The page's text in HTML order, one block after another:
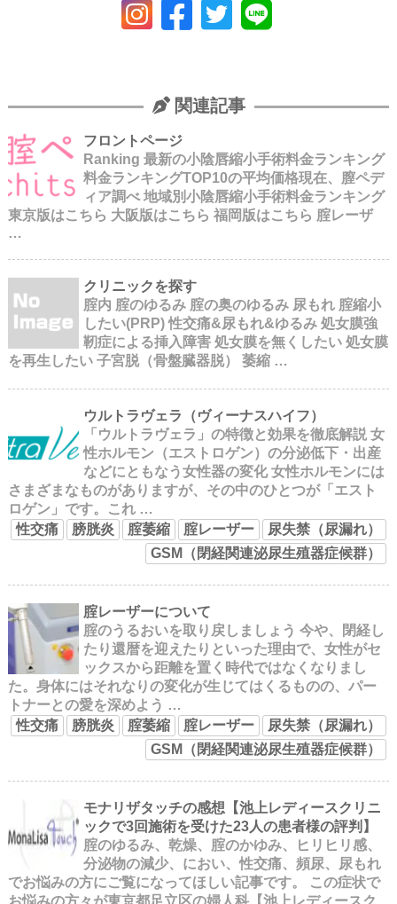
関連記事
フロントページ
Ranking 最新の小陰唇縮小手術料金ランキング
料金ランキングTOP10の平均価格現在、膣ペデ
ィア調べ 地域別小陰唇縮小手術料金ランキング
東京版はこちら 大阪版はこちら 福岡版はこちら 腟レーザ
…
クリニックを探す
腟内 腟のゆるみ 腟の奥のゆるみ 尿もれ 腟縮小
したい(PRP) 性交痛&尿もれ&ゆるみ 処女膜強
靭症による挿入障害 処女膜を無くしたい 処女膜
を再生したい 子宮脱（骨盤臓器脱） 萎縮 …
ウルトラヴェラ（ヴィーナスハイフ）
「ウルトラヴェラ」の特徴と効果を徹底解説 女
性ホルモン（エストロゲン）の分泌低下・出産
などにともなう女性器の変化 女性ホルモンには
さまざまなものがありますが、その中のひとつが「エスト
ロゲン」です。これ …
性交痛
膀胱炎 腟萎縮 腟レーザー
尿失禁（尿漏れ）
GSM（閉経関連泌尿生殖器症候群）
腟レーザーについて
腟のうるおいを取り戻しましょう 今や、閉経し
たり還暦を迎えたりといった理由で、女性がセ
ックスから距離を置く時代ではなくなりまし
た。身体にはそれなりの変化が生じてはくるものの、パー
トナーとの愛を深めよう …
性交痛
膀胱炎 腟萎縮 腟レーザー
尿失禁（尿漏れ）
GSM（閉経関連泌尿生殖器症候群）
モナリザタッチの感想【池上レディースクリニ
ックで3回施術を受けた23人の患者様の評判】
腟のゆるみ、乾燥、腟のかゆみ、ヒリヒリ感、
分泌物の減少、におい、性交痛、頻尿、尿もれ
でお悩みの方にご覧になってほしい記事です。 この症状で
お悩みの方々が東京都足立区の婦人科【池上レディースク